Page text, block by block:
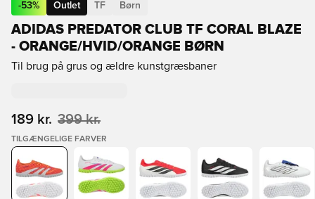
-53% Outlet TF Børn
ADIDAS PREDATOR CLUB TF CORAL BLAZE
- ORANGE/HVID/ORANGE BØRN
Til brug på grus og ældre kunstgræsbaner
189 kr. 399 kr.
TILGÆNGELIGE FARVER